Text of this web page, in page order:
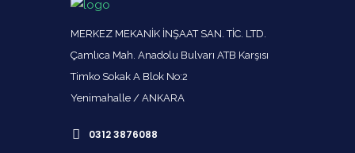
MERKEZ MEKANİK İNŞAAT SAN. TİC. LTD.
Çamlıca Mah. Anadolu Bulvarı ATB Karşısı
Timko Sokak A Blok No:2
Yenimahalle / ANKARA
0312 3876088